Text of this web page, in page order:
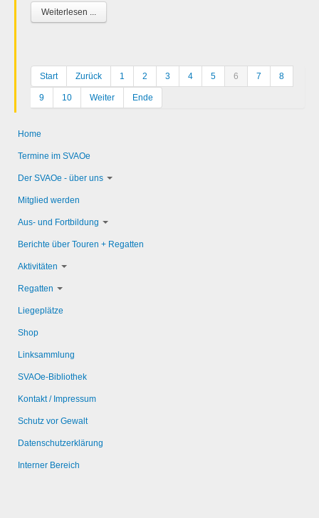
Weiterlesen ...
Start Zurück 1 2 3 4 5 6 7 8
9 10 Weiter Ende
Home
Termine im SVAOe
Der SVAOe - über uns
Mitglied werden
Aus- und Fortbildung
Berichte über Touren + Regatten
Aktivitäten
Regatten
Liegeplätze
Shop
Linksammlung
SVAOe-Bibliothek
Kontakt / Impressum
Schutz vor Gewalt
Datenschutzerklärung
Interner Bereich